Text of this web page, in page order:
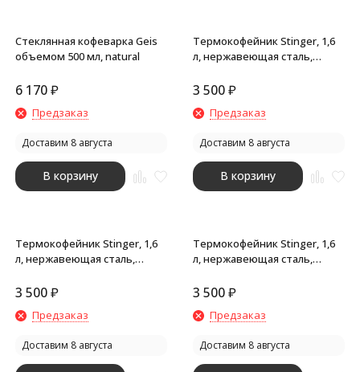
Стеклянная кофеварка Geis
объемом 500 мл, natural
6 170₽
Предзаказ
Доставим 8 августа
В корзину
Термокофейник Stinger, 1,6
л, нержавеющая сталь,
3 500₽
Предзаказ
Доставим 8 августа
В корзину
Термокофейник Stinger, 1,6
л, нержавеющая сталь,
3 500₽
Предзаказ
Доставим 8 августа
Термокофейник Stinger, 1,6
л, нержавеющая сталь,
см
3 500₽
Предзаказ
Доставим 8 августа